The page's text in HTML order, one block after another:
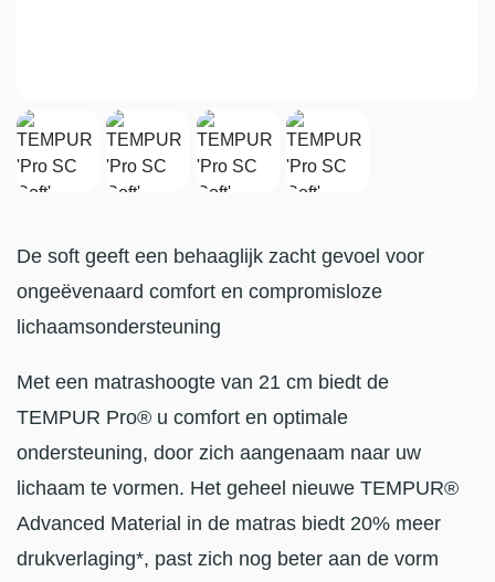
De soft geeft een behaaglijk zacht gevoel voor
ongeëvenaard comfort en compromisloze
lichaamsondersteuning
Met een matrashoogte van 21 cm biedt de
TEMPUR Pro® u comfort en optimale
ondersteuning, door zich aangenaam naar uw
lichaam te vormen. Het geheel nieuwe TEMPUR®
Advanced Material in de matras biedt 20% meer
drukverlaging*, past zich nog beter aan de vorm